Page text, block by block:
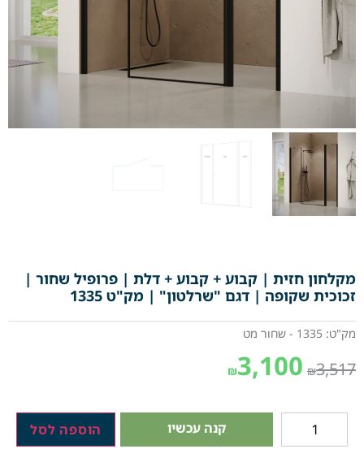
מקלחון חזית | קבוע + קבוע + דלת | פרופיל שחור |
זכוכית שקופה | דגם "שרלטון" | מק"ט 1335
מק"ט: 1335 - שחור מט
₪3,517
₪3,100
קנה עכשיו הוספה לסל